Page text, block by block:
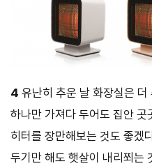
4 유난히 추운 날 화장실은 더
하나만 가져다 두어도 집안
히터를 장만해보는 것도 좋겠
두기만 해도 햇살이 내리쬐는